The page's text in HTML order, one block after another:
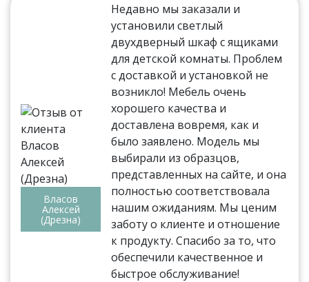
Власов
Алексей
(Дрезна)
Недавно мы заказали и
установили светлый
двухдверный шкаф с ящиками
для детской комнаты. Проблем
с доставкой и установкой не
возникло! Мебель очень
хорошего качества и
доставлена вовремя, как и
было заявлено. Модель мы
выбирали из образцов,
представленных на сайте, и она
полностью соответствовала
нашим ожиданиям. Мы ценим
заботу о клиенте и отношение
к продукту. Спасибо за то, что
обеспечили качественное и
быстрое обслуживание!